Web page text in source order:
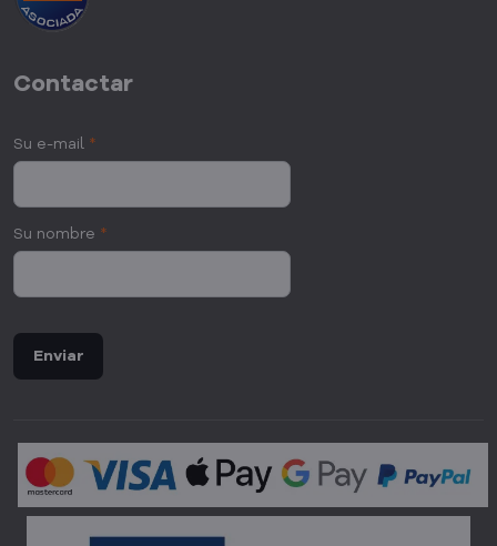
Contactar
Su e-mail *
Su nombre *
Enviar